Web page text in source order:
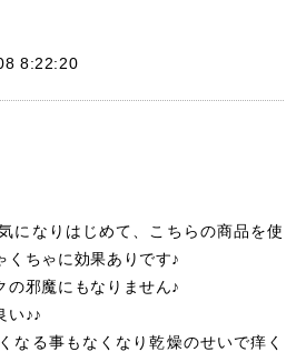
8:22:20
になりはじめて、こちらの商品を使
くちゃに効果ありです♪
の邪魔にもなりません♪
い♪♪
なる事もなくなり乾燥のせいで痒く